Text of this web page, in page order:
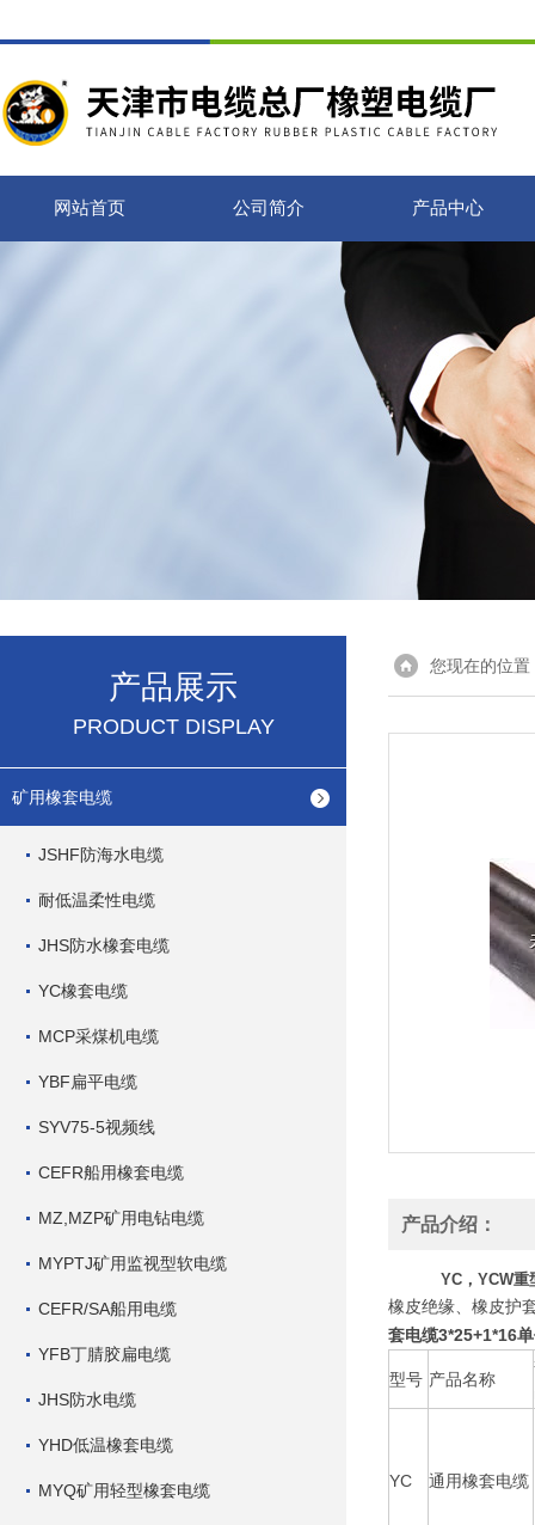
网站首页 公司简介 产品中心
产品展示
PRODUCT DISPLAY
矿用橡套电缆
JSHF防海水电缆
耐低温柔性电缆
JHS防水橡套电缆
YC橡套电缆
MCP采煤机电缆
YBF扁平电缆
SYV75-5视频线
CEFR船用橡套电缆
MZ,MZP矿用电钻电缆
MYPTJ矿用监视型软电缆
CEFR/SA船用电缆
YFB丁腈胶扁电缆
JHS防水电缆
YHD低温橡套电缆
MYQ矿用轻型橡套电缆
您现在的位置
产品介绍：
YC，YCW重型
橡皮绝缘、橡皮护
套电缆3*25+1*16
型号 产品名称
YC 通用橡套电缆